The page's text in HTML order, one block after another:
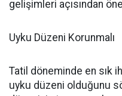
gelişimleri açısından
Uyku Düzeni Korunmalı
Tatil döneminde en sık
uyku düzeni olduğunu